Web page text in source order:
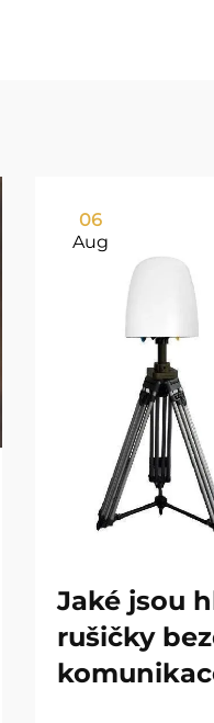
06
Aug
Jaké jsou
rušičky